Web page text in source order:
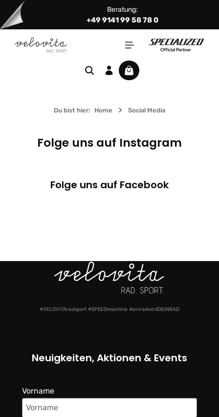
Zum Hauptinhalt springen Beratung:
+49 9141 99 58 78 0
Warenkorb enthält 0
Du bist hier: Home Social Media
Folge uns auf Instagram
Folge uns auf Facebook
#VELOVITAradsport #SPEEDmachine #einradwirdDEINRAD
Neuigkeiten, Aktionen & Events
Vorname